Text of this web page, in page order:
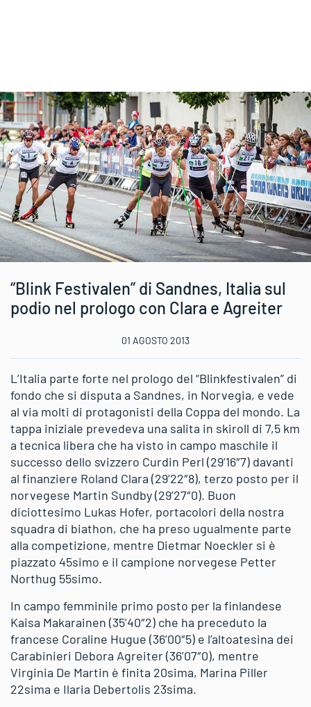
“Blink Festivalen” di Sandnes, Italia sul
podio nel prologo con Clara e Agreiter
01 AGOSTO 2013
L’Italia parte forte nel prologo del “Blinkfestivalen” di
fondo che si disputa a Sandnes, in Norvegia, e vede
al via molti di protagonisti della Coppa del mondo. La
tappa iniziale prevedeva una salita in skiroll di 7,5 km
a tecnica libera che ha visto in campo maschile il
successo dello svizzero Curdin Perl (29’16″7) davanti
al finanziere Roland Clara (29’22″8), terzo posto per il
norvegese Martin Sundby (29’27″0). Buon
diciottesimo Lukas Hofer, portacolori della nostra
squadra di biathon, che ha preso ugualmente parte
alla competizione, mentre Dietmar Noeckler si è
piazzato 45simo e il campione norvegese Petter
Northug 55simo.
In campo femminile primo posto per la finlandese
Kaisa Makarainen (35’40″2) che ha preceduto la
francese Coraline Hugue (36’00″5) e l’altoatesina dei
Carabinieri Debora Agreiter (36’07″0), mentre
Virginia De Martin è finita 20sima, Marina Piller
22sima e Ilaria Debertolis 23sima.